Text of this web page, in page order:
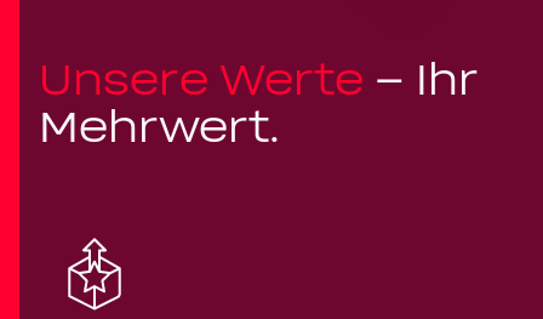
Unsere Werte – Ihr
Mehrwert.